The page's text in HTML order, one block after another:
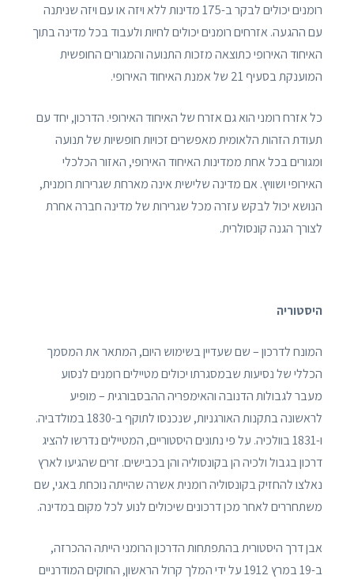
רומנים יכולים לבקר ב-175 מדינות ללא ויזה או עם ויזה שניתנה
עם ההגעה. אזרחים רומנים יכולים לחיות ולעבוד בכל מדינה בתוך
האיחוד האירופי כתוצאה מזכות התנועה והמגורים החופשית
המוענקת בסעיף 21 של אמנת האיחוד האירופי.
כל אזרח רומני הוא גם אזרח של האיחוד האירופי. הדרכון, יחד עם
תעודת הזהות הלאומית מאפשרים זכויות חופשיות של תנועה
ומגורים בכל אחת ממדינות האיחוד האירופי, האזור הכלכלי
האירופי ושוויץ. אם מדינה שלישית אינה מארחת שגרירות רומנית,
הנושא יכול לבקש עזרה מכל שגרירות של מדינה חברה אחרת
לצורך הגנה קונסולרית.
היסטוריה
המונח לדרכון – שם שעדיין בשימוש היום, המתאר את המסמך
הכללי של נסיעות שבמסגרתו יכולים מטיילים רומנים לנסוע
מעבר לגבולות הדנובה והאימפריה ההבסבורגית – מופיע
לראשונה בתקנות האורגניות, שנכנסו לתוקף ב-1830 במולדביה.
ו-1831 בוולכיה. על פי נתונים היסטוריים, המטיילים נדרשו להציג
דרכון בגבול ולכיה הן בקונסוליה והן בכבישים. זרים שהגיעו לארץ
נאלצו להחזיק בקונסוליה רומנית אשרה שהייתה נוכחת באגי, שם
משתחררים לאחר מכן דרכונים שיכולים לנוע לכל מקום במדינה.
אבן דרך היסטורית בהתפתחות הדרכון הרומני הייתה ההכרזה,
ב-19 במרץ 1912 על ידי המלך קרול הראשון, החוקים המודרניים